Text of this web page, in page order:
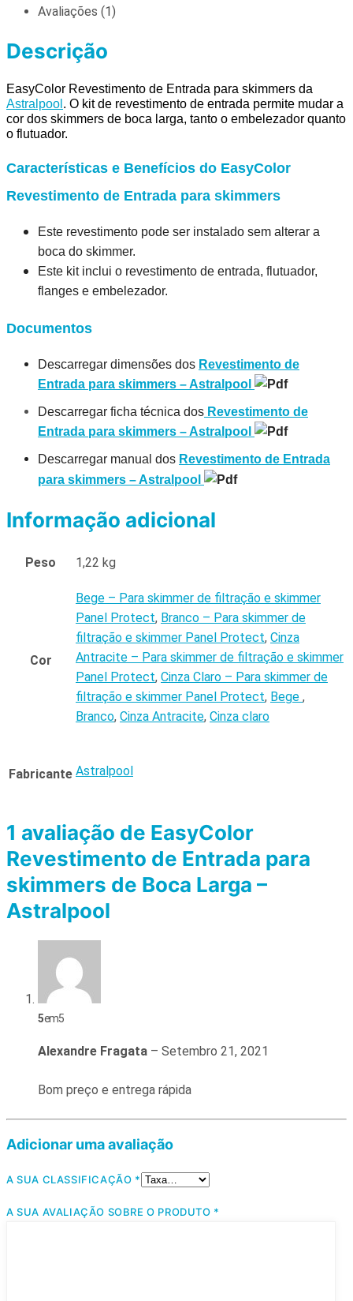
Avaliações (1)
Descrição
EasyColor Revestimento de Entrada para skimmers da
Astralpool . O kit de revestimento de entrada permite mudar a
cor dos skimmers de boca larga, tanto o embelezador quanto
o flutuador.
Características e Benefícios do EasyColor
Revestimento de Entrada para skimmers
Este revestimento pode ser instalado sem alterar a
boca do skimmer.
Este kit inclui o revestimento de entrada, flutuador,
flanges e embelezador.
Documentos
Descarregar dimensões dos Revestimento de
Entrada para skimmers – Astralpool
Descarregar ficha técnica dos Revestimento de
Entrada para skimmers – Astralpool
Descarregar manual dos Revestimento de Entrada
para skimmers – Astralpool
Informação adicional
Peso 1,22 kg
Cor
Bege – Para skimmer de filtração e skimmer
Panel Protect, Branco – Para skimmer de
filtração e skimmer Panel Protect, Cinza
Antracite – Para skimmer de filtração e skimmer
Panel Protect, Cinza Claro – Para skimmer de
filtração e skimmer Panel Protect, Bege ,
Branco, Cinza Antracite, Cinza claro
Fabricante Astralpool
1 avaliação de EasyColor
Revestimento de Entrada para
skimmers de Boca Larga –
Astralpool
5em 5
Alexandre Fragata – Setembro 21, 2021
Bom preço e entrega rápida
Adicionar uma avaliação
A SUA CLASSIFICAÇÃO *
A SUA AVALIAÇÃO SOBRE O PRODUTO *